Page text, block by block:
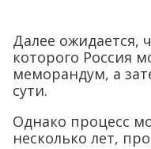
Далее ожидается,
которого Россия
меморандум, а
сути.
Однако процесс
несколько лет,